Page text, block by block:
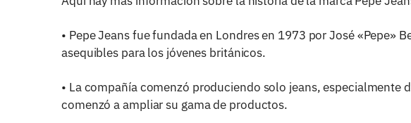
• Pepe Jeans fue fundada en Londres en 1973 por José
asequibles para los jóvenes británicos.
• La compañía comenzó produciendo solo jeans, especialmente
comenzó a ampliar su gama de productos.